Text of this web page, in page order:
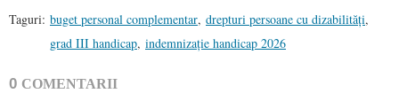
Taguri: buget personal complementar, drepturi persoane cu dizabilități,
grad III handicap, indemnizație handicap 2026
0 COMENTARII